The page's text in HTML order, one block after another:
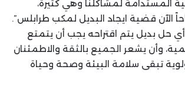
المستدامة لمشاكلنا وهي كثيرة،
الآن قضية ايجاد البديل لمكب طرابلس”.
حل بديل يتم اقتراحه يجب أن يتمتع
وأن يشعر الجميع بالثقة والاطمئنان
تبقى سلامة البيئة وصحة وحياة